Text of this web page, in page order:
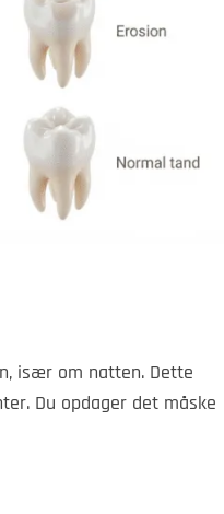
især om natten. Dette
Du opdager det måske